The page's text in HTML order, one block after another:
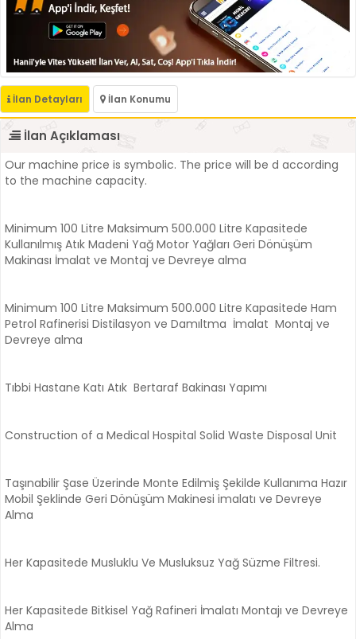
İlan Detayları İlan Konumu
İlan Açıklaması
Our machine price is symbolic. The price will be d according
to the machine capacity.
Minimum 100 Litre Maksimum 500.000 Litre Kapasitede
Kullanılmış Atık Madeni Yağ Motor Yağları Geri Dönüşüm
Makinası İmalat ve Montaj ve Devreye alma
Minimum 100 Litre Maksimum 500.000 Litre Kapasitede Ham
Petrol Rafinerisi Distilasyon ve Damıltma İmalat Montaj ve
Devreye alma
Tıbbi Hastane Katı Atık Bertaraf Bakinası Yapımı
Construction of a Medical Hospital Solid Waste Disposal Unit
Taşınabilir Şase Üzerinde Monte Edilmiş Şekilde Kullanıma Hazır
Mobil Şeklinde Geri Dönüşüm Makinesi imalatı ve Devreye
Alma
Her Kapasitede Musluklu Ve Musluksuz Yağ Süzme Filtresi.
Her Kapasitede Bitkisel Yağ Rafineri İmalatı Montajı ve Devreye
Alma